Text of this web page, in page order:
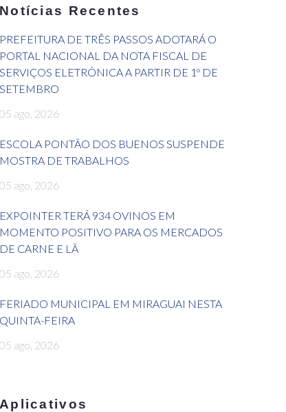
Notícias Recentes
PREFEITURA DE TRÊS PASSOS ADOTARÁ O
PORTAL NACIONAL DA NOTA FISCAL DE
SERVIÇOS ELETRÔNICA A PARTIR DE 1º DE
SETEMBRO
05 ago, 2026
ESCOLA PONTÃO DOS BUENOS SUSPENDE
MOSTRA DE TRABALHOS
05 ago, 2026
EXPOINTER TERÁ 934 OVINOS EM
MOMENTO POSITIVO PARA OS MERCADOS
DE CARNE E LÃ
05 ago, 2026
FERIADO MUNICIPAL EM MIRAGUAI NESTA
QUINTA-FEIRA
05 ago, 2026
Aplicativos